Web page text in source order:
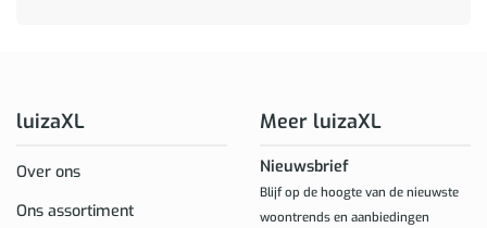
luizaXL
Over ons
Ons assortiment
Meer luizaXL
Nieuwsbrief
Blijf op de hoogte van de nieuwste
woontrends en aanbiedingen